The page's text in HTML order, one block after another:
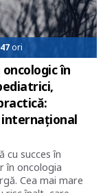
ori
în
cu succes în
în oncologia
Cea mai mare